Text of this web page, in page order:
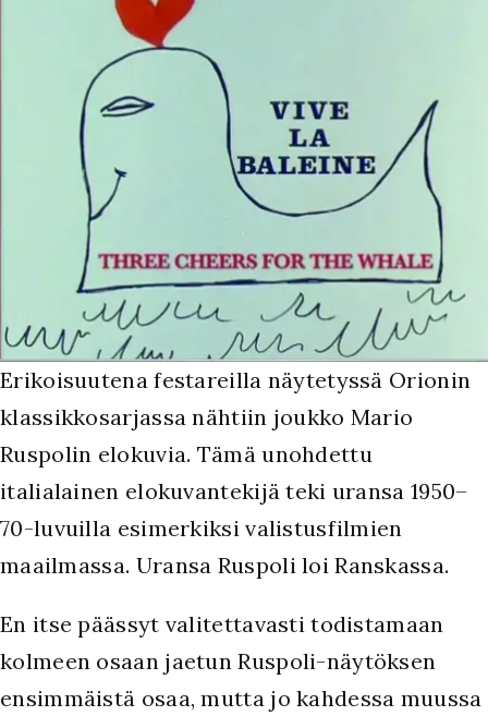
Erikoisuutena festareilla näytetyssä Orionin
klassikkosarjassa nähtiin joukko Mario
Ruspolin elokuvia. Tämä unohdettu
italialainen elokuvantekijä teki uransa 1950–
70-luvuilla esimerkiksi valistusfilmien
maailmassa. Uransa Ruspoli loi Ranskassa.
En itse päässyt valitettavasti todistamaan
kolmeen osaan jaetun Ruspoli-näytöksen
ensimmäistä osaa, mutta jo kahdessa muussa